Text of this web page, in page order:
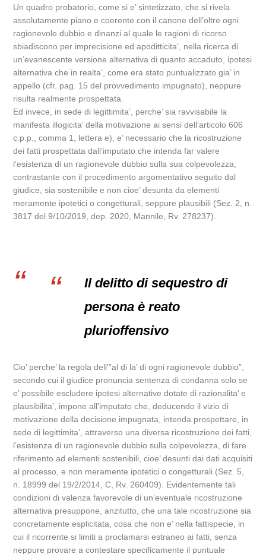
Un quadro probatorio, come si e’ sintetizzato, che si rivela
assolutamente piano e coerente con il canone dell’oltre ogni
ragionevole dubbio e dinanzi al quale le ragioni di ricorso
sbiadiscono per imprecisione ed apoditticita’, nella ricerca di
un’evanescente versione alternativa di quanto accaduto, ipotesi
alternativa che in realta’, come era stato puntualizzato gia’ in
appello (cfr. pag. 15 del provvedimento impugnato), neppure
risulta realmente prospettata.
Ed invece, in sede di legittimita’, perche’ sia ravvisabile la
manifesta illogicita’ della motivazione ai sensi dell’articolo 606
c.p.p., comma 1, lettera e), e’ necessario che la ricostruzione
dei fatti prospettata dall’imputato che intenda far valere
l’esistenza di un ragionevole dubbio sulla sua colpevolezza,
contrastante con il procedimento argomentativo seguito dal
giudice, sia sostenibile e non cioe’ desunta da elementi
meramente ipotetici o congetturali, seppure plausibili (Sez. 2, n.
3817 del 9/10/2019, dep. 2020, Mannile, Rv. 278237).
Il delitto di sequestro di
persona è reato
plurioffensivo
Cio’ perche’ la regola dell'”al di la’ di ogni ragionevole dubbio”,
secondo cui il giudice pronuncia sentenza di condanna solo se
e’ possibile escludere ipotesi alternative dotate di razionalita’ e
plausibilita’, impone all’imputato che, deducendo il vizio di
motivazione della decisione impugnata, intenda prospettare, in
sede di legittimita’, attraverso una diversa ricostruzione dei fatti,
l’esistenza di un ragionevole dubbio sulla colpevolezza, di fare
riferimento ad elementi sostenibili, cioe’ desunti dai dati acquisiti
al processo, e non meramente ipotetici o congetturali (Sez. 5,
n. 18999 del 19/2/2014, C, Rv. 260409). Evidentemente tali
condizioni di valenza favorevole di un’eventuale ricostruzione
alternativa presuppone, anzitutto, che una tale ricostruzione sia
concretamente esplicitata, cosa che non e’ nella fattispecie, in
cui il ricorrente si limiti a proclamarsi estraneo ai fatti, senza
neppure provare a contestare specificamente il puntuale